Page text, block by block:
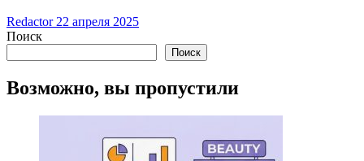
Redactor 22 апреля 2025
Поиск
Поиск
Возможно, вы пропустили